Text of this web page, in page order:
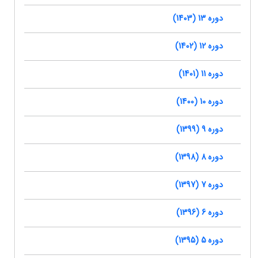
دوره 13 (1403)
دوره 12 (1402)
دوره 11 (1401)
دوره 10 (1400)
دوره 9 (1399)
دوره 8 (1398)
دوره 7 (1397)
دوره 6 (1396)
دوره 5 (1395)